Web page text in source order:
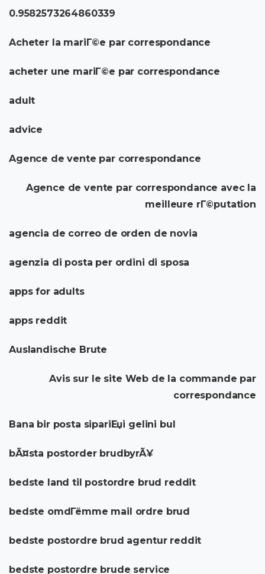
0.9582573264860339
Acheter la mariГ©e par correspondance
acheter une mariГ©e par correspondance
adult
advice
Agence de vente par correspondance
Agence de vente par correspondance avec la
meilleure rГ©putation
agencia de correo de orden de novia
agenzia di posta per ordini di sposa
apps for adults
apps reddit
Auslandische Brute
Avis sur le site Web de la commande par
correspondance
Bana bir posta sipariЕџi gelini bul
bÃ¤sta postorder brudbyrÃ¥
bedste land til postordre brud reddit
bedste omdГёmme mail ordre brud
bedste postordre brud agentur reddit
bedste postordre brude service